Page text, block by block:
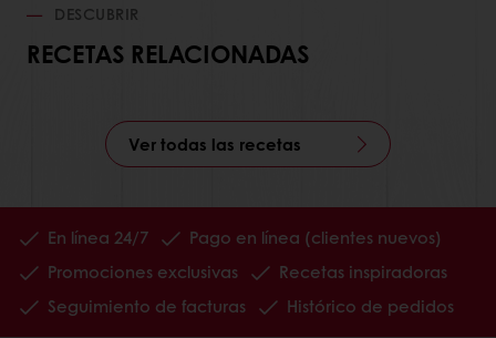
DESCUBRIR
RECETAS RELACIONADAS
Ver todas las recetas
En línea 24/7
Pago en línea (clientes nuevos)
Promociones exclusivas
Recetas inspiradoras
Seguimiento de facturas
Histórico de pedidos